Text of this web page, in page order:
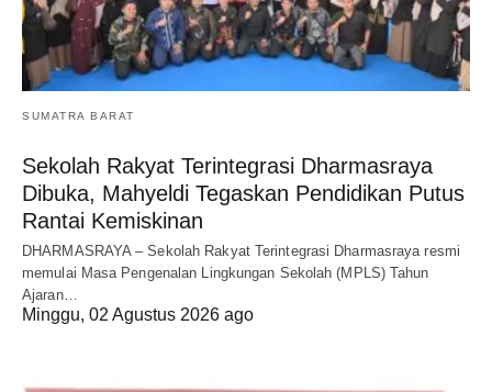
SUMATRA BARAT
Sekolah Rakyat Terintegrasi Dharmasraya
Dibuka, Mahyeldi Tegaskan Pendidikan Putus
Rantai Kemiskinan
DHARMASRAYA – Sekolah Rakyat Terintegrasi Dharmasraya resmi
memulai Masa Pengenalan Lingkungan Sekolah (MPLS) Tahun
Ajaran…
Minggu, 02 Agustus 2026 ago